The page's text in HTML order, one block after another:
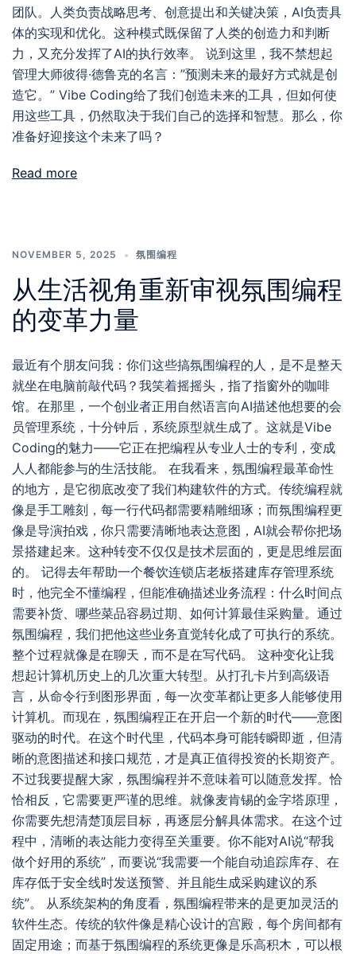
团队。人类负责战略思考、创意提出和关键决策，AI负责具
体的实现和优化。这种模式既保留了人类的创造力和判断
力，又充分发挥了AI的执行效率。 说到这里，我不禁想起
管理大师彼得·德鲁克的名言：”预测未来的最好方式就是创
造它。” Vibe Coding给了我们创造未来的工具，但如何使
用这些工具，仍然取决于我们自己的选择和智慧。那么，你
准备好迎接这个未来了吗？
Read more
NOVEMBER 5, 2025 氛围编程
从生活视角重新审视氛围编程
的变革力量
最近有个朋友问我：你们这些搞氛围编程的人，是不是整天
就坐在电脑前敲代码？我笑着摇摇头，指了指窗外的咖啡
馆。在那里，一个创业者正用自然语言向AI描述他想要的会
员管理系统，十分钟后，系统原型就生成了。这就是Vibe
Coding的魅力——它正在把编程从专业人士的专利，变成
人人都能参与的生活技能。 在我看来，氛围编程最革命性
的地方，是它彻底改变了我们构建软件的方式。传统编程就
像是手工雕刻，每一行代码都需要精雕细琢；而氛围编程更
像是导演拍戏，你只需要清晰地表达意图，AI就会帮你把场
景搭建起来。这种转变不仅仅是技术层面的，更是思维层面
的。 记得去年帮助一个餐饮连锁店老板搭建库存管理系统
时，他完全不懂编程，但能准确描述业务流程：什么时间点
需要补货、哪些菜品容易过期、如何计算最佳采购量。通过
氛围编程，我们把他这些业务直觉转化成了可执行的系统。
整个过程就像是在聊天，而不是在写代码。 这种变化让我
想起计算机历史上的几次重大转型。从打孔卡片到高级语
言，从命令行到图形界面，每一次变革都让更多人能够使用
计算机。而现在，氛围编程正在开启一个新的时代——意图
驱动的时代。在这个时代里，代码本身可能转瞬即逝，但清
晰的意图描述和接口规范，才是真正值得投资的长期资产。
不过我要提醒大家，氛围编程并不意味着可以随意发挥。恰
恰相反，它需要更严谨的思维。就像麦肯锡的金字塔原理，
你需要先想清楚顶层目标，再逐层分解具体需求。在这个过
程中，清晰的表达能力变得至关重要。你不能对AI说“帮我
做个好用的系统”，而要说“我需要一个能自动追踪库存、在
库存低于安全线时发送预警、并且能生成采购建议的系
统”。 从系统架构的角度看，氛围编程带来的是更加灵活的
软件生态。传统的软件像是精心设计的宫殿，每个房间都有
固定用途；而基于氛围编程的系统更像是乐高积木，可以根